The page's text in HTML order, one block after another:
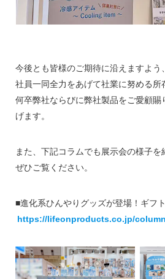
今後とも皆様のご期待に沿えますよう、
社員一同全力をあげて社業に努める所
何卒弊社ならびに弊社製品をご愛顧賜
げます。
また、下記コラムでも展示会の様子を
ぜひご覧ください。
■進化系ひんやりグッズが登場！ギフ
https://lifeonproducts.co.jp/